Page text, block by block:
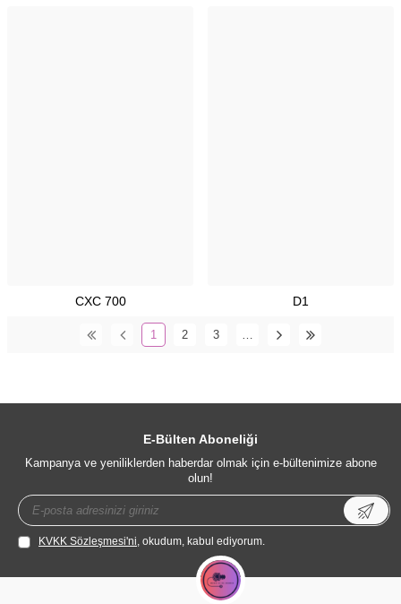
CXC 700 D1
1 2 3
E-Bülten Aboneliği
Kampanya ve yeniliklerden haberdar olmak için e-bültenimize abone
olun!
KVKK Sözleşmesi'ni, okudum, kabul ediyorum.